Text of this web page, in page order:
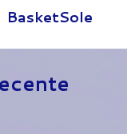
BasketSole